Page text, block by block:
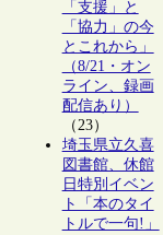
「支援」と
「協力」の今
とこれから」
（8/21・オン
ライン、録画
配信あり）
（23）
埼玉県立久喜
図書館、休館
日特別イベン
ト「本のタイ
トルで一句!」